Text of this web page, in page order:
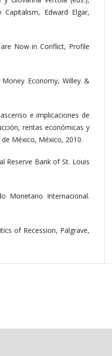
Edward Elgar,
Now in Conflict, Profile
Economy, Willey &
e implicaciones de
rentas económicas y
México, México, 2010.
Reserve Bank of St. Louis
Monetario Internacional.
of Recession, Palgrave,